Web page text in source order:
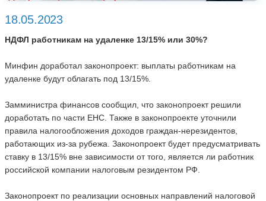
18.05.2023
НДФЛ работникам на удаленке 13/15% или 30%?
Минфин доработал законопроект: выплаты работникам на
удаленке будут облагать под 13/15%.
Замминистра финансов сообщил, что законопроект решили
доработать по части ЕНС. Также в законопроекте уточнили
правила налогообложения доходов граждан-нерезидентов,
работающих из-за рубежа. Законопроект будет предусматривать
ставку в 13/15% вне зависимости от того, является ли работник
российской компании налоговым резидентом РФ.
Законопроект по реализации основных направлений налоговой